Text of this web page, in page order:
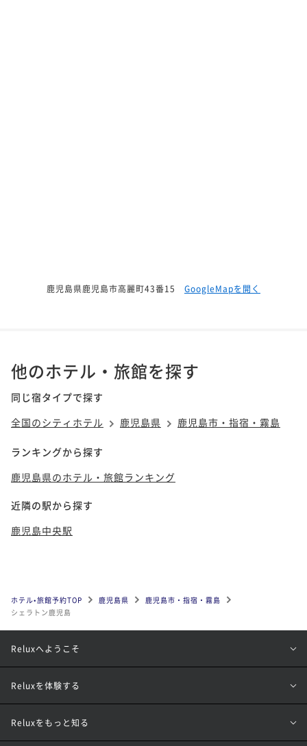
鹿児島県鹿児島市高麗町43番15 GoogleMapを開く
他のホテル・旅館を探す
同じ宿タイプで探す
全国のシティホテル
鹿児島県 鹿児島市・指宿・霧島
ランキングから探す
鹿児島県のホテル・旅館ランキング
近隣の駅から探す
鹿児島中央駅
ホテル•旅館予約TOP 鹿児島県
鹿児島市・指宿・霧島
シェラトン鹿児島
Reluxへようこそ
Reluxを体験する
Reluxをもっと知る